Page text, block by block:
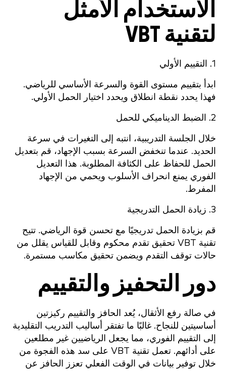
الاستخدام الأمثل
لتقنية VBT
1. التقييم الأولي
ابدأ بتقييم مستوى القوة والسرعة الأساسي للرياضي.
فهذا يحدد نقطة انطلاق ويحدد اختيار الحمل الأولي.
2. الضبط الديناميكي للحمل
خلال الجلسة التدريبية، انتبه إلى التغيرات في سرعة
الحديد. عندما تنخفض السرعة بسبب الإجهاد، قم بتعديل
الحمل للحفاظ على الكثافة المطلوبة. هذا التعديل
الفوري يمنع انحراف الأسلوب ويحمي من الإجهاد
المفرط.
3. زيادة الحمل التدريجية
قم بزيادة الحمل تدريجيًا مع تحسن قوة الرياضي. تتيح
تقنية VBT تحقيق تقدم محكوم وقابل للقياس يقلل من
حالات توقف التقدم ويضمن تحقيق مكاسب مستمرة.
دور التحفيز والتقييم
في صالة رفع الأثقال، يُعد الحافز والتقييم ركيزتين
أساسيتين للنجاح. غالبًا ما تفتقر أساليب التدريب التقليدية
إلى التقييم الفوري، مما يجعل الرياضيين غير مطلعين
على أدائهم. تعمل تقنية VBT على سد هذه الفجوة من
خلال توفير بيانات في الوقت الفعلي تعزز الحافز عن